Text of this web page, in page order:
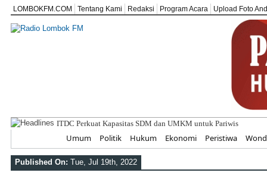
LOMBOKFM.COM Tentang Kami Redaksi Program Acara Upload Foto
ITDC Perkuat Kapasitas SDM dan UMKM untuk Pariwisata
Umum Politik Hukum Ekonomi Peristiwa
Published On: Tue, Jul 19th, 2022